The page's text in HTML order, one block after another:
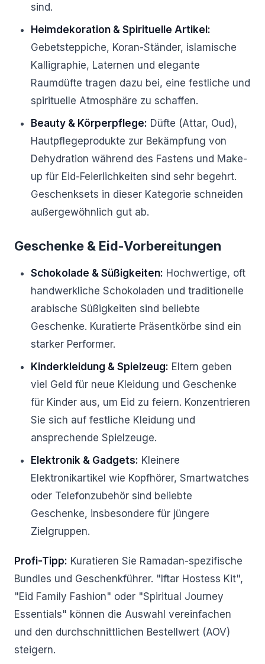
sind.
Heimdekoration & Spirituelle Artikel:
Gebetsteppiche, Koran-Ständer, islamische
Kalligraphie, Laternen und elegante
Raumdüfte tragen dazu bei, eine festliche und
spirituelle Atmosphäre zu schaffen.
Beauty & Körperpflege: Düfte (Attar, Oud),
Hautpflegeprodukte zur Bekämpfung von
Dehydration während des Fastens und Make-
up für Eid-Feierlichkeiten sind sehr begehrt.
Geschenksets in dieser Kategorie schneiden
außergewöhnlich gut ab.
Geschenke & Eid-Vorbereitungen
Schokolade & Süßigkeiten: Hochwertige, oft
handwerkliche Schokoladen und traditionelle
arabische Süßigkeiten sind beliebte
Geschenke. Kuratierte Präsentkörbe sind ein
starker Performer.
Kinderkleidung & Spielzeug: Eltern geben
viel Geld für neue Kleidung und Geschenke
für Kinder aus, um Eid zu feiern. Konzentrieren
Sie sich auf festliche Kleidung und
ansprechende Spielzeuge.
Elektronik & Gadgets: Kleinere
Elektronikartikel wie Kopfhörer, Smartwatches
oder Telefonzubehör sind beliebte
Geschenke, insbesondere für jüngere
Zielgruppen.
Profi-Tipp: Kuratieren Sie Ramadan-spezifische
Bundles und Geschenkführer. "Iftar Hostess Kit",
"Eid Family Fashion" oder "Spiritual Journey
Essentials" können die Auswahl vereinfachen
und den durchschnittlichen Bestellwert (AOV)
steigern.